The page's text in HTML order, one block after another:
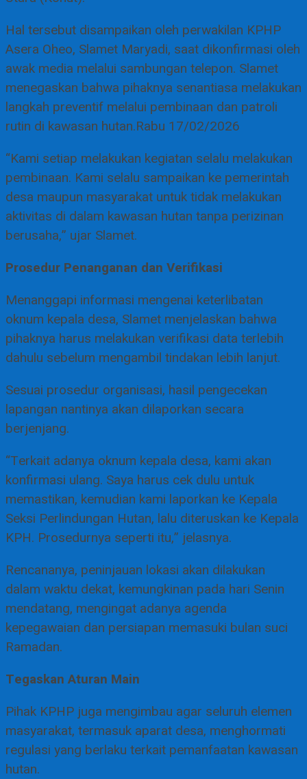
Hal tersebut disampaikan oleh perwakilan KPHP
Asera Oheo, Slamet Maryadi, saat dikonfirmasi oleh
awak media melalui sambungan telepon. Slamet
menegaskan bahwa pihaknya senantiasa melakukan
langkah preventif melalui pembinaan dan patroli
rutin di kawasan hutan.Rabu 17/02/2026
“Kami setiap melakukan kegiatan selalu melakukan
pembinaan. Kami selalu sampaikan ke pemerintah
desa maupun masyarakat untuk tidak melakukan
aktivitas di dalam kawasan hutan tanpa perizinan
berusaha,” ujar Slamet.
Prosedur Penanganan dan Verifikasi
Menanggapi informasi mengenai keterlibatan
oknum kepala desa, Slamet menjelaskan bahwa
pihaknya harus melakukan verifikasi data terlebih
dahulu sebelum mengambil tindakan lebih lanjut.
Sesuai prosedur organisasi, hasil pengecekan
lapangan nantinya akan dilaporkan secara
berjenjang.
“Terkait adanya oknum kepala desa, kami akan
konfirmasi ulang. Saya harus cek dulu untuk
memastikan, kemudian kami laporkan ke Kepala
Seksi Perlindungan Hutan, lalu diteruskan ke Kepala
KPH. Prosedurnya seperti itu,” jelasnya.
Rencananya, peninjauan lokasi akan dilakukan
dalam waktu dekat, kemungkinan pada hari Senin
mendatang, mengingat adanya agenda
kepegawaian dan persiapan memasuki bulan suci
Ramadan.
Tegaskan Aturan Main
Pihak KPHP juga mengimbau agar seluruh elemen
masyarakat, termasuk aparat desa, menghormati
regulasi yang berlaku terkait pemanfaatan kawasan
hutan.